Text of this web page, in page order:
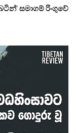
සමාගම් රිංගුවේ